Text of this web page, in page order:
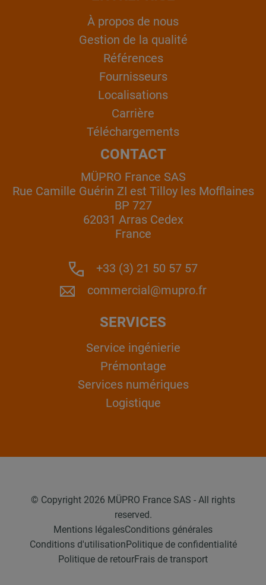
À propos de nous
Gestion de la qualité
Références
Fournisseurs
Localisations
Carrière
Téléchargements
CONTACT
MÜPRO France SAS
Rue Camille Guérin ZI est Tilloy les Mofflaines
BP 727
62031 Arras Cedex
France
+33 (3) 21 50 57 57
commercial@mupro.fr
SERVICES
Service ingénierie
Prémontage
Services numériques
Logistique
© Copyright 2026 MÜPRO France SAS - All rights
reserved.
Mentions légalesConditions générales
Conditions d'utilisationPolitique de confidentialité
Politique de retourFrais de transport